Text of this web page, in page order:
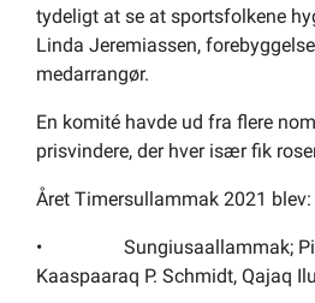
tydeligt at se at sportsfolkene
Linda Jeremiassen,
medarrangør.
En komité havde ud fra flere
prisvindere, der hver især fik
Året Timersullammak 2021 blev:
•
Sungiusaallammak;
Kaaspaaraq P. Schmidt, Qajaq